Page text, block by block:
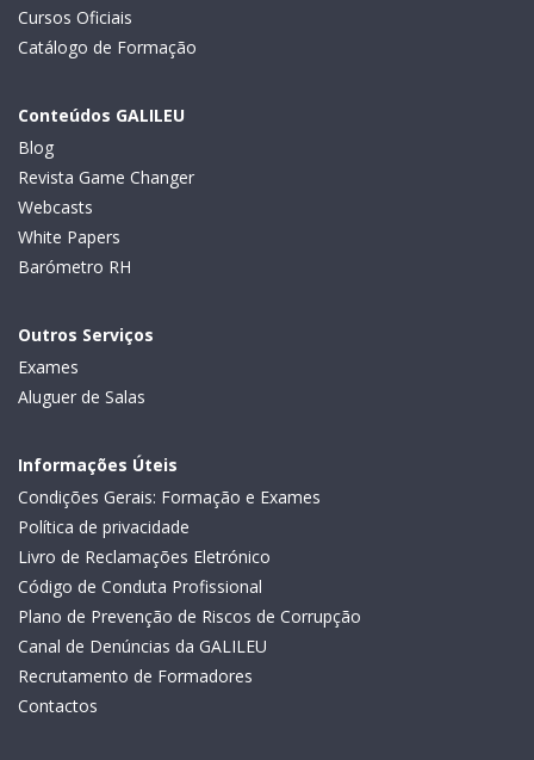
Cursos Oficiais
Catálogo de Formação
Conteúdos GALILEU
Blog
Revista Game Changer
Webcasts
White Papers
Barómetro RH
Outros Serviços
Exames
Aluguer de Salas
Informações Úteis
Condições Gerais: Formação e Exames
Política de privacidade
Livro de Reclamações Eletrónico
Código de Conduta Profissional
Plano de Prevenção de Riscos de Corrupção
Canal de Denúncias da GALILEU
Recrutamento de Formadores
Contactos